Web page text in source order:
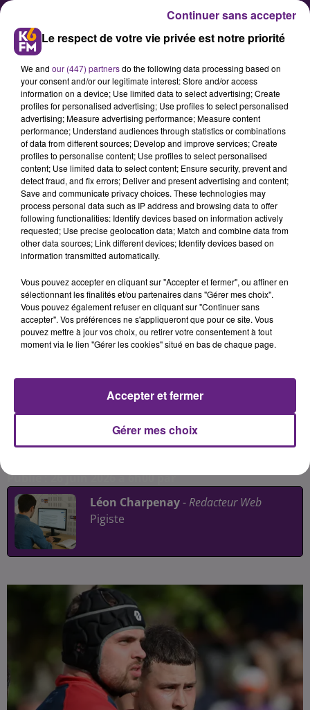
Rugby : Le Stade Dijonnais
prévoit un bus de supporters et
une retransmission en direct
pour la demi-finale de régionale
C’est l’un des rendez-vous les plus
Stade Dijonnais. Ce dimanche, les
rugbymen de la capitale des Ducs
se déplacent à Aytré pour affronter
l'U.S Josbaig dans les Pyrénées-
précédents, un bus de supporters
fera le déplacement. Le match sera
également diffusé en direct dans
une salle à Ahuy.
Publié : 26 juin 2026 à 6h00 par
Léon Charpenay-Redacteur Web
Pigiste
Le respect de votre vie privée est notre priorité
We and our (447) partnersdo the following data processing based on
your consent and/or our legitimate interest: Store and/or access
information on a device; Use limited data to select advertising; Create
profiles for personalised advertising; Use profiles to select personalised
advertising; Measure advertising performance; Measure content
performance; Understand audiences through statistics or combinations
of data from different sources; Develop and improve services; Create
profiles to personalise content; Use profiles to select personalised
content; Use limited data to select content; Ensure security, prevent and
detect fraud, and fix errors; Deliver and present advertising and content;
Save and communicate privacy choices. These technologies may
process personal data such as IP address and browsing data to offer
following functionalities: Identify devices based on information actively
requested; Use precise geolocation data; Match and combine data from
other data sources; Link different devices; Identify devices based on
information transmitted automatically.
Vous pouvez accepter en cliquant sur "Accepter et fermer", ou affiner en
sélectionnant les finalités et/ou partenaires dans "Gérer mes choix".
Vous pouvez également refuser en cliquant sur "Continuer sans
accepter". Vos préférences ne s'appliqueront que pour ce site. Vous
pouvez mettre à jour vos choix, ou retirer votre consentement à tout
moment via le lien "Gérer les cookies" situé en bas de chaque page.
Gérer mes choix
Accepter et fermer
Continuer sans accepter